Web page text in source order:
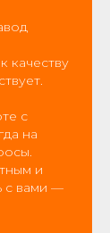
качеству
с
на
и
с вами —